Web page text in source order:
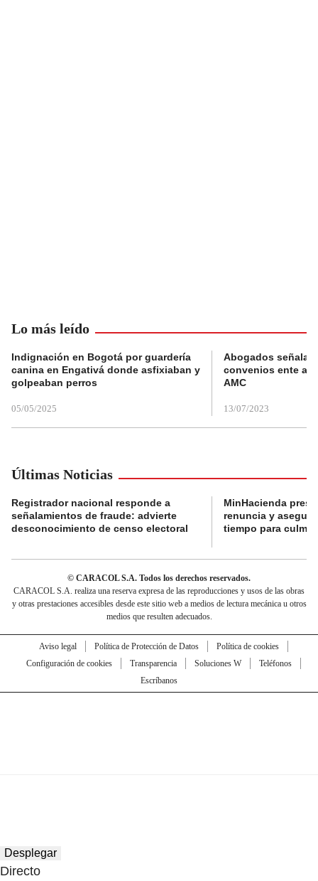
Lo más leído
Indignación en Bogotá por guardería
canina en Engativá donde asfixiaban y
golpeaban perros
05/05/2025
Abogados
convenios ente
AMC
13/07/2023
Últimas Noticias
Registrador nacional responde a
señalamientos de fraude: advierte
desconocimiento de censo electoral
MinHacienda
renuncia y
tiempo para
© CARACOL S.A. Todos los derechos reservados.
CARACOL S.A. realiza una reserva expresa de las reproducciones y usos de las obras
y otras prestaciones accesibles desde este sitio web a medios de lectura mecánica u otros
medios que resulten adecuados.
Aviso legal Política de Protección de Datos
Política de cookies
Configuración de cookies
Transparencia Soluciones W
Teléfonos
Escríbanos
Desplegar
Directo